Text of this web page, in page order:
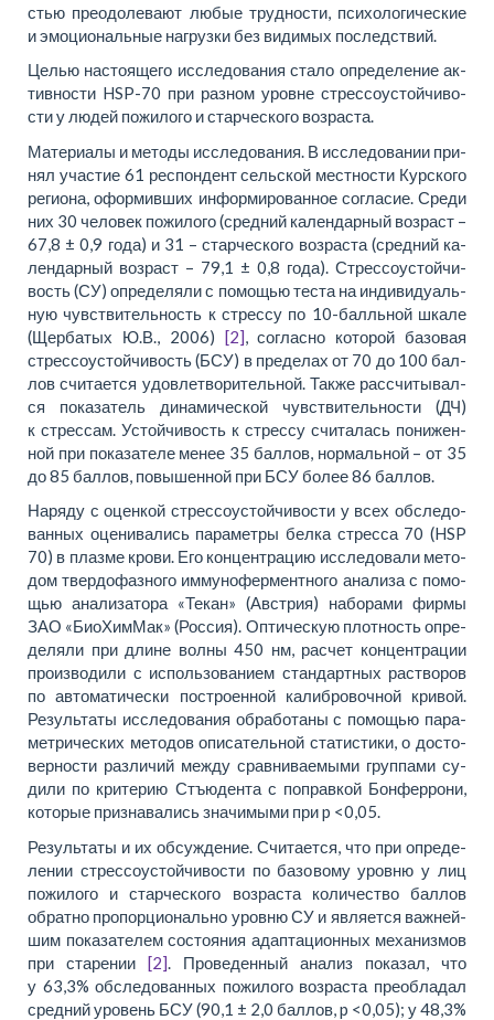
стью преодо­ле­ва­ют лю­бые труд­но­сти, пси­хо­ло­ги­че­ские
и эмо­ци­о­наль­ные на­груз­ки без ви­ди­мых по­след­ствий.
Це­лью на­сто­я­ще­го ис­сле­до­ва­ния ста­ло опре­де­ле­ние ак­
тив­но­сти HSP-70 при раз­ном уров­не стрес­со­устой­чи­во­
сти у лю­дей по­жило­го и стар­че­ско­го воз­рас­та.
Ма­те­ри­а­лы и ме­то­ды ис­сле­до­ва­ния. В ис­сле­до­ва­нии при­
нял уча­стие 61 ре­спон­дент сель­ской местно­сти Кур­ско­го
регио­на, офор­мив­ших ин­фор­миро­ван­ное со­гла­сие. Сре­ди
них 30 че­ло­век по­жило­го (сред­ний ка­лендар­ный воз­раст –
67,8 ± 0,9 го­да) и 31 – стар­че­ско­го воз­рас­та (сред­ний ка­
лендар­ный воз­раст – 79,1 ± 0,8 го­да). Стрессоустой­чи­
вость (СУ) опре­де­ля­ли с по­мо­щью те­ста на ин­ди­ви­ду­аль­
ную чув­стви­тель­ность к стрес­су по 10-балль­ной шка­ле
(Щер­ба­тых Ю.В., 2006) [2] , со­глас­но ко­то­рой ба­зо­вая
стрес­со­устой­чи­вость (БСУ) в пре­де­лах от 70 до 100 бал­
лов счи­та­ет­ся удовле­тво­ри­тель­ной. Так­же рас­счи­ты­вал­
ся по­ка­за­тель ди­на­ми­че­ской чув­стви­тель­но­сти (ДЧ)
к стрес­сам. Устой­чи­вость к стрес­су счи­та­лась по­ни­жен­
ной при по­ка­за­теле ме­нее 35 бал­лов, нор­маль­ной – от 35
до 85 бал­лов, по­вы­шен­ной при БСУ бо­лее 86 бал­лов.
На­ря­ду с оцен­кой стрес­со­устой­чи­во­сти у всех об­сле­до­
ван­ных оце­ни­ва­лись па­ра­мет­ры бел­ка стрес­са 70 (HSP
70) в плаз­ме кро­ви. Его кон­центрацию ис­сле­до­ва­ли ме­то­
дом твердо­фаз­но­го им­му­но­фер­мент­но­го ана­ли­за с по­мо­
щью ана­ли­затора «Те­кан» (Ав­стрия) на­бо­ра­ми фир­мы
ЗАО «Би­оХимМак» (Рос­сия). Опти­че­скую плот­ность опре­
де­ля­ли при дли­не вол­ны 450 нм, рас­чет кон­центрации
произ­во­ди­ли с ис­поль­зо­ва­ни­ем стан­дарт­ных раство­ров
по ав­то­ма­ти­че­ски по­строен­ной ка­либ­ро­воч­ной кри­вой.
Ре­зульта­ты ис­сле­до­ва­ния об­ра­бо­та­ны с по­мо­щью па­ра­
мет­ри­че­ских ме­то­дов опи­са­тель­ной ста­ти­сти­ки, о до­сто­
вер­но­сти раз­ли­чий меж­ду срав­ни­ва­е­мы­ми груп­па­ми су­
ди­ли по кри­те­рию Стъ­ю­ден­та с по­прав­кой Бон­фер­ро­ни,
ко­то­рые при­зна­ва­лись зна­чи­мы­ми при p <0,05.
Ре­зульта­ты и их об­су­жде­ние. Счи­та­ет­ся, что при опре­де­
ле­нии стрес­со­устой­чи­во­сти по ба­зо­во­му уров­ню у лиц
по­жило­го и стар­че­ско­го воз­рас­та ко­ли­че­ство бал­лов
обрат­но про­пор­ци­о­наль­но уров­ню СУ и яв­ляет­ся важ­ней­
шим по­ка­за­телем со­сто­я­ния адап­та­ци­он­ных ме­ха­низмов
при ста­ре­нии [2] . Про­ве­ден­ный ана­лиз по­ка­зал, что
у 63,3% об­сле­до­ван­ных по­жило­го воз­рас­та преоб­ла­дал
сред­ний уро­вень БСУ (90,1 ± 2,0 бал­лов, p <0,05); у 48,3%